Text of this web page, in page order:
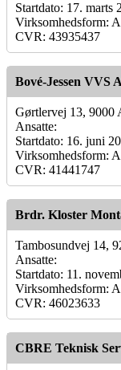
Startdato: 17. marts
Virksomhedsform:
CVR: 43935437
Bové-Jessen VVS
Gørtlervej 13, 9000
Ansatte:
Startdato: 16. juni
Virksomhedsform:
CVR: 41441747
Brdr. Kloster
Tambosundvej 14,
Ansatte:
Startdato: 11.
Virksomhedsform:
CVR: 46023633
CBRE Teknisk